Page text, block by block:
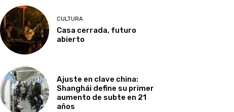
CULTURA
Casa cerrada, futuro
abierto
Ajuste en clave china:
Shanghái define su primer
aumento de subte en 21
años